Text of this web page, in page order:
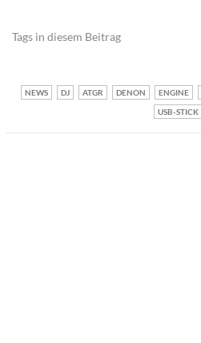
Tags in diesem Beitrag
NEWS DJ ATGR DENON ENGINE
USB-STICK